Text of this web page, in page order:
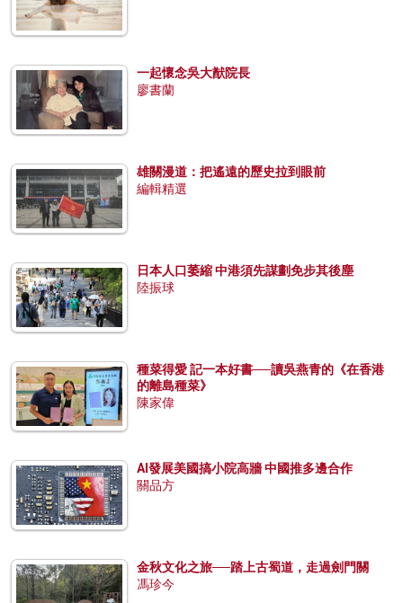
一起懷念吳大猷院長
廖書蘭
雄關漫道：把遙遠的歷史拉到眼前
編輯精選
日本人口萎縮 中港須先謀劃免步其後塵
陸振球
種菜得愛 記一本好書──讀吳燕青的《在香港
的離島種菜》
陳家偉
AI發展美國搞小院高牆 中國推多邊合作
關品方
金秋文化之旅──踏上古蜀道，走過劍門關
馮珍今